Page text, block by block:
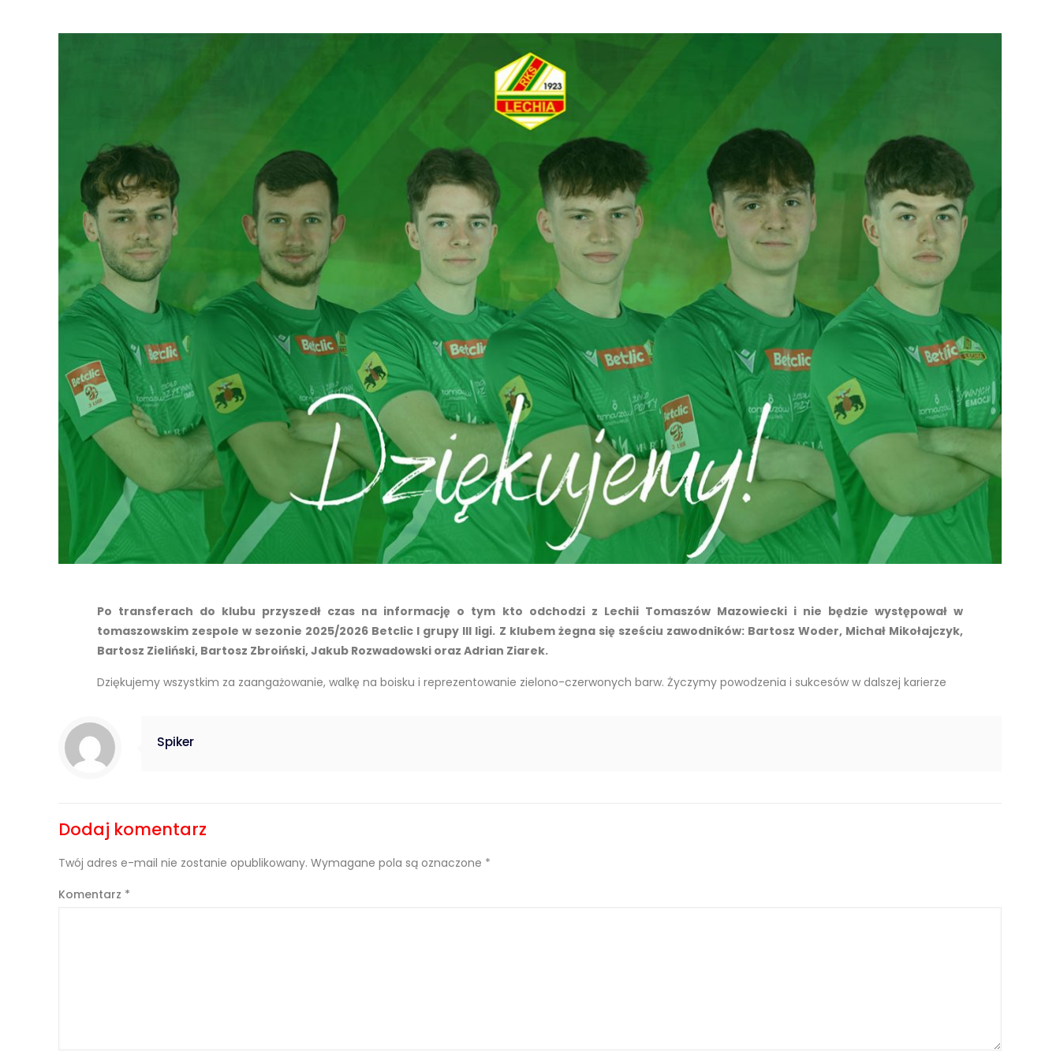
Po transferach do klubu przyszedł czas na informację o tym kto odchodzi z Lechii Tomaszów Mazowiecki i nie będzie występował w
tomaszowskim zespole w sezonie 2025/2026 Betclic I grupy III ligi. Z klubem żegna się sześciu zawodników: Bartosz Woder, Michał Mikołajczyk,
Bartosz Zieliński, Bartosz Zbroiński, Jakub Rozwadowski oraz Adrian Ziarek.
Dziękujemy wszystkim za zaangażowanie, walkę na boisku i reprezentowanie zielono-czerwonych barw. Życzymy powodzenia i sukcesów w dalszej karierze
Spiker
Dodaj komentarz
Twój adres e-mail nie zostanie opublikowany. Wymagane pola są oznaczone *
Komentarz *